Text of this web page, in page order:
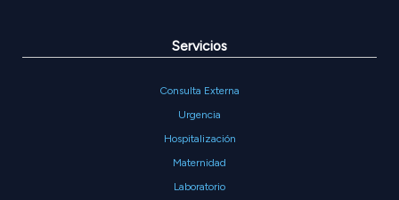
Servicios
Consulta Externa
Urgencia
Hospitalización
Maternidad
Laboratorio